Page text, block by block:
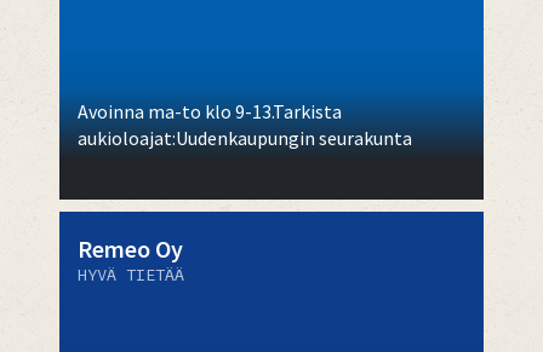
Avoinna ma-to klo 9-13.Tarkista
aukioloajat:Uudenkaupungin seurakunta
Remeo Oy
HYVÄ TIETÄÄ